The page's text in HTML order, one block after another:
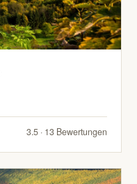
3.5 · 13 Bewertungen